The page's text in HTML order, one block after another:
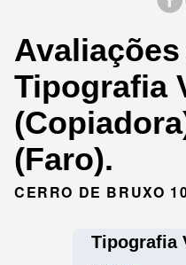
Tipografia
(Faro).
CERRO DE BRUXO
Tipografia